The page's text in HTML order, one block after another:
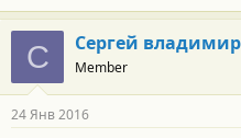
С Сергей
Member
24 Янв 2016